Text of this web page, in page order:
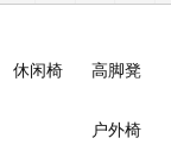
休闲椅 高脚凳
户外椅